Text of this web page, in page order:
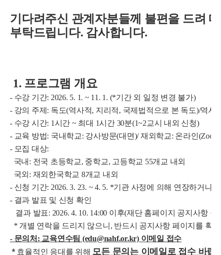
기다려주신 관계자분들께 불편을 드려
부탁드립니다. 감사합니다.
1. 프로그램 개요
- 수강 기간: 2026. 5. 1. ~ 11. 1. (*기간 외 일정 변경 불가)
- 강의 주제: 독도(역사적, 지리적, 국제법적으로 본 독도)/역사
- 수강 시간: 1시간 ~ 최대 1시간 30분(1~2교시 내외 신청)
- 교육 방법: 국내학교: 강사방문(대면)/ 재외학교: 온라인
- 모집 대상:
국내: 전국 초등학교, 중학교, 고등학교 55개교 내외
국외: 재외한국학교 8개교 내외
- 신청 기간: 2026. 3. 23. ~ 4. 5. *기관 사정에 의해 연장하거나
- 결과 발표 및 신청 확인
결과 발표: 2026. 4. 10. 14:00 이후(재단 홈페이지 공지사항 공
* 개별 연락을 드리지 않으니, 반드시 공지사항 페이지를 확
- 문의처: 교육연수팀 (edu@nahf.or.kr) 이메일 접수
* 효율적인 응대를 위해 모든 문의는 이메일로 접수 바랍